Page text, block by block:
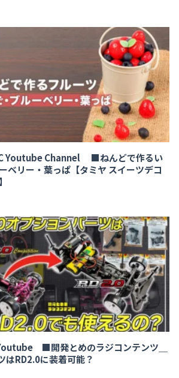
Youtube Channel ■ねんどで作るい
ベリー・葉っぱ【タミヤ スイーツデコ
■開発とめのラジコンテンツ＿
はRD2.0に装着可能？